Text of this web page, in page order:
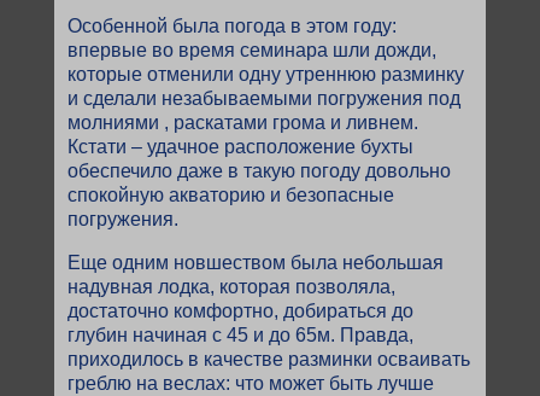
Особенной была погода в этом году:
впервые во время семинара шли дожди,
которые отменили одну утреннюю разминку
и сделали незабываемыми погружения под
молниями , раскатами грома и ливнем.
Кстати – удачное расположение бухты
обеспечило даже в такую погоду довольно
спокойную акваторию и безопасные
погружения.
Еще одним новшеством была небольшая
надувная лодка, которая позволяла,
достаточно комфортно, добираться до
глубин начиная с 45 и до 65м. Правда,
приходилось в качестве разминки осваивать
греблю на веслах: что может быть лучше